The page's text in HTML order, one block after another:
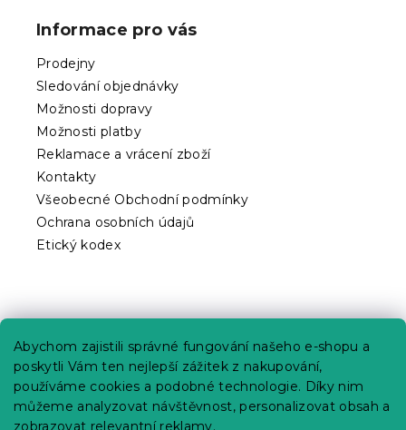
Abychom zajistili správné fungování našeho e-shopu a
poskytli Vám ten nejlepší zážitek z nakupování,
používáme cookies a podobné technologie. Díky nim
můžeme analyzovat návštěvnost, personalizovat obsah a
zobrazovat relevantní reklamy.
Informace pro vás
Prodejny
Sledování objednávky
Možnosti dopravy
Možnosti platby
Reklamace a vrácení zboží
Kontakty
Všeobecné Obchodní podmínky
Ochrana osobních údajů
Etický kodex
Kariéra
Poptávky a B2B spolupráce
Proč se u nás registrovat?